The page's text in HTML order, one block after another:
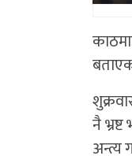
नै
अन्त्य